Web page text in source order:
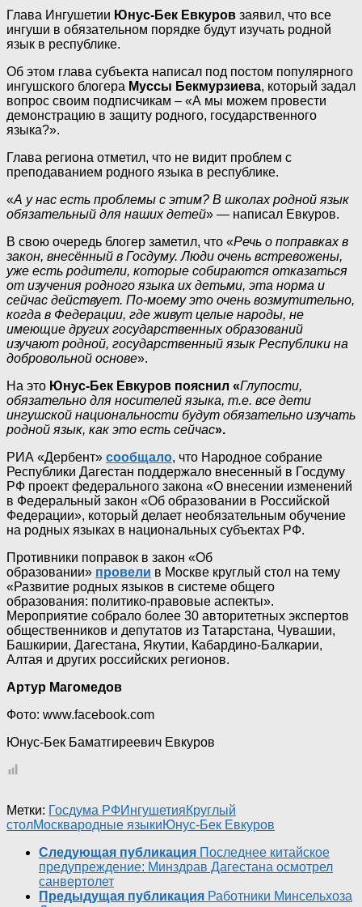
Глава Ингушетии Юнус-Бек Евкуров заявил, что все
ингуши в обязательном порядке будут изучать родной
язык в республике.
Об этом глава субъекта написал под постом популярного
ингушского блогера Муссы Бекмурзиева, который задал
вопрос своим подписчикам – «А мы можем провести
демонстрацию в защиту родного, государственного
языка?».
Глава региона отметил, что не видит проблем с
преподаванием родного языка в республике.
«А у нас есть проблемы с этим? В школах родной язык
обязательный для наших детей» — написал Евкуров.
В свою очередь блогер заметил, что «Речь о поправках в
закон, внесённый в Госдуму. Люди очень встревожены,
уже есть родители, которые собираются отказаться
от изучения родного языка их детьми, эта норма и
сейчас действует. По-моему это очень возмутительно,
когда в Федерации, где живут целые народы, не
имеющие других государственных образований
изучают родной, государственный язык Республики на
добровольной основе».
На это Юнус-Бек Евкуров пояснил «Глупости,
обязательно для носителей языка, т.е. все дети
ингушской национальности будут обязательно изучать
родной язык, как это есть сейчас».
РИА «Дербент» сообщало, что Народное собрание
Республики Дагестан поддержало внесенный в Госдуму
РФ проект федерального закона «О внесении изменений
в Федеральный закон «Об образовании в Российской
Федерации», который делает необязательным обучение
на родных языках в национальных субъектах РФ.
Противники поправок в закон «Об
образовании» провели в Москве круглый стол на тему
«Развитие родных языков в системе общего
образования: политико-правовые аспекты».
Мероприятие собрало более 30 авторитетных экспертов
общественников и депутатов из Татарстана, Чувашии,
Башкирии, Дагестана, Якутии, Кабардино-Балкарии,
Алтая и других российских регионов.
Артур Магомедов
Фото: www.facebook.com
Юнус-Бек Баматгиреевич Евкуров
Метки: Госдума РФИнгушетияКруглый
столМосквародные языкиЮнус-Бек Евкуров
Следующая публикация Последнее китайское
предупреждение: Минздрав Дагестана осмотрел
санвертолет
Предыдущая публикация Работники Минсельхоза